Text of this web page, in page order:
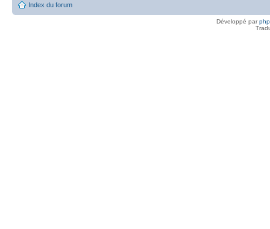
Index du forum
Développé par